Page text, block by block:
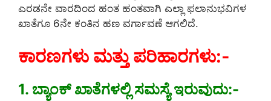
ಎರಡನೇ ವಾರದಿಂದ ಹಂತ ಹಂತವಾಗಿ ಎಲ್ಲಾ ಫಲಾನುಭವಿಗಳ
ಖಾತೆಗೂ 6ನೇ ಕಂತಿನ ಹಣ ವರ್ಗಾವಣೆ ಆಗಲಿದೆ.
ಕಾರಣಗಳು ಮತ್ತು ಪರಿಹಾರಗಳು:-
1. ಬ್ಯಾಂಕ್ ಖಾತೆಗಳಲ್ಲಿ ಸಮಸ್ಯೆ ಇರುವುದು:-